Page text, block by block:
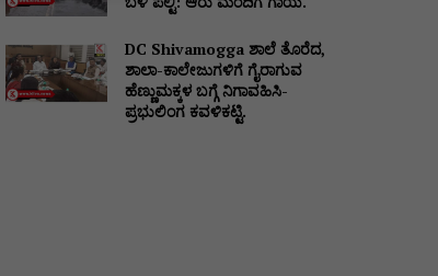
DC Shivamogga ಶಾಲೆ ತೊರೆದ,
ಶಾಲಾ-ಕಾಲೇಜುಗಳಿಗೆ ಗೈರಾಗುವ
ಹೆಣ್ಣುಮಕ್ಕಳ ಬಗ್ಗೆ ನಿಗಾವಹಿಸಿ-
ಪ್ರಭುಲಿಂಗ ಕವಳಿಕಟ್ಟಿ.